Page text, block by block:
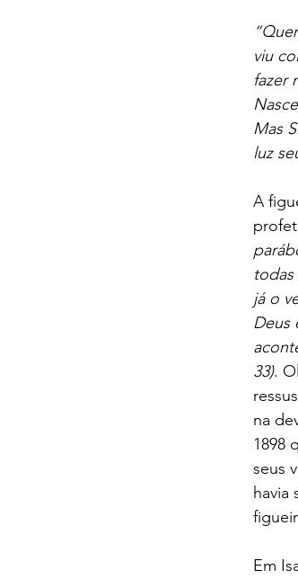
Porto Seguro
viu
fazer
Mas
luz
A
já o
Deus
33).
na
1898
seus
havia
Em